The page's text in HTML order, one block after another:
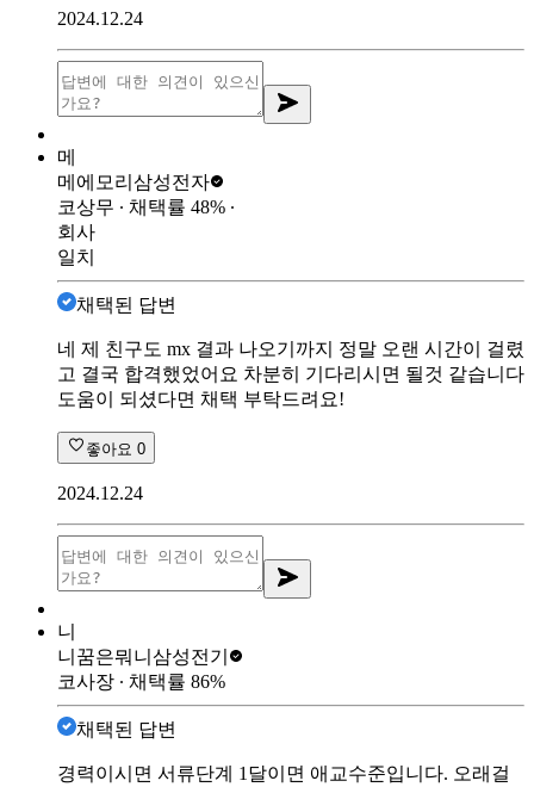
2024.12.24
메
메에모리 삼성전자
코상무 ∙ 채택률 48% ∙
회사
일치
채택된 답변
네 제 친구도 mx 결과 나오기까지 정말 오랜 시간이 걸렸
고 결국 합격했었어요 차분히 기다리시면 될것 같습니다
도움이 되셨다면 채택 부탁드려요!
좋아요 0
2024.12.24
니
니꿈은뭐니 삼성전기
코사장 ∙ 채택률 86%
채택된 답변
경력이시면 서류단계 1달이면 애교수준입니다. 오래걸